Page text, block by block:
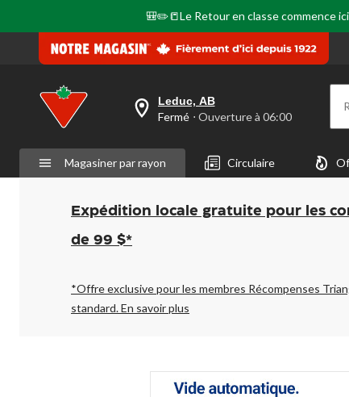
🎒✏️📒Le Retour en classe commence
votre
est
Leduc,
AB,
Fermé,
Ouverture
à
pour
changer
Leduc, AB
Fermé ⋅ Ouverture à 06:00
Magasiner par rayon Circulaire
Expédition locale gratuite pour les
de 99 $*
*Offre exclusive pour les membres Récompenses
standard.En savoir plus
page.